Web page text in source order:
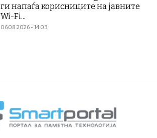
ги напаѓа корисниците на јавните
Wi-Fi...
06.08.2026 - 14:03